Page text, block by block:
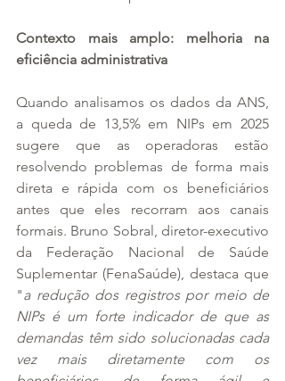
Contexto mais amplo: melhoria na
eficiência administrativa
Quando analisamos os dados da ANS,
a queda de 13,5% em NIPs em 2025
sugere que as operadoras estão
resolvendo problemas de forma mais
direta e rápida com os beneficiários
antes que eles recorram aos canais
formais. Bruno Sobral, diretor-executivo
da Federação Nacional de Saúde
Suplementar (FenaSaúde), destaca que
"a redução dos registros por meio de
NIPs é um forte indicador de que as
demandas têm sido solucionadas cada
vez mais diretamente com os